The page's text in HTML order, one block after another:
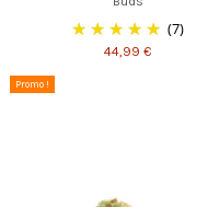
(7)
44,99 €
Promo !